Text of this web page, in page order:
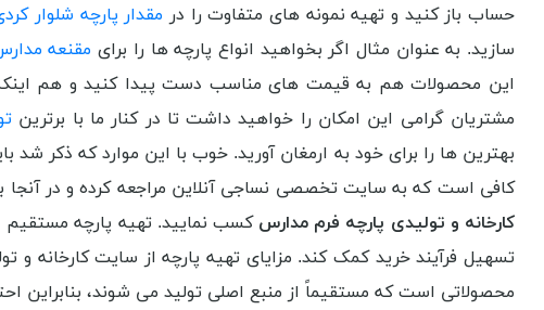
حساب باز کنید و تهیه نمونه های متفاوت را در مقدار پارچه شلوار
سازید. به عنوان مثال اگر بخواهید انواع پارچه ها را برای مقنعه
این محصولات هم به قیمت های مناسب دست پیدا کنید و هم اینکه
مشتریان گرامی این امکان را خواهید داشت تا در کنار ما با برترین
بهترین ها را برای خود به ارمغان آورید. خوب با این موارد که ذکر شد
کافی است که به سایت تخصصی نساجی آنلاین مراجعه کرده و در آنجا
کارخانه و تولیدی پارچه فرم مدارس کسب نمایید. تهیه پارچه مستقیم
تسهیل فرآیند خرید کمک کند. مزایای تهیه پارچه از سایت کارخانه
محصولاتی است که مستقیماً از منبع اصلی تولید می شوند، بنابراین